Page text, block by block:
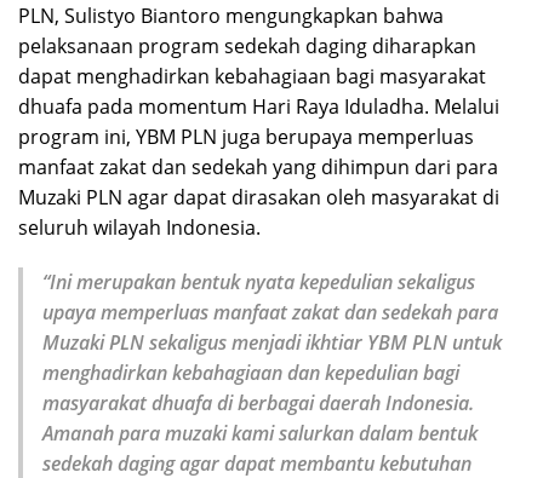
PLN, Sulistyo Biantoro mengungkapkan bahwa
pelaksanaan program sedekah daging diharapkan
dapat menghadirkan kebahagiaan bagi masyarakat
dhuafa pada momentum Hari Raya Iduladha. Melalui
program ini, YBM PLN juga berupaya memperluas
manfaat zakat dan sedekah yang dihimpun dari para
Muzaki PLN agar dapat dirasakan oleh masyarakat di
seluruh wilayah Indonesia.
“Ini merupakan bentuk nyata kepedulian sekaligus
upaya memperluas manfaat zakat dan sedekah para
Muzaki PLN sekaligus menjadi ikhtiar YBM PLN untuk
menghadirkan kebahagiaan dan kepedulian bagi
masyarakat dhuafa di berbagai daerah Indonesia.
Amanah para muzaki kami salurkan dalam bentuk
sedekah daging agar dapat membantu kebutuhan